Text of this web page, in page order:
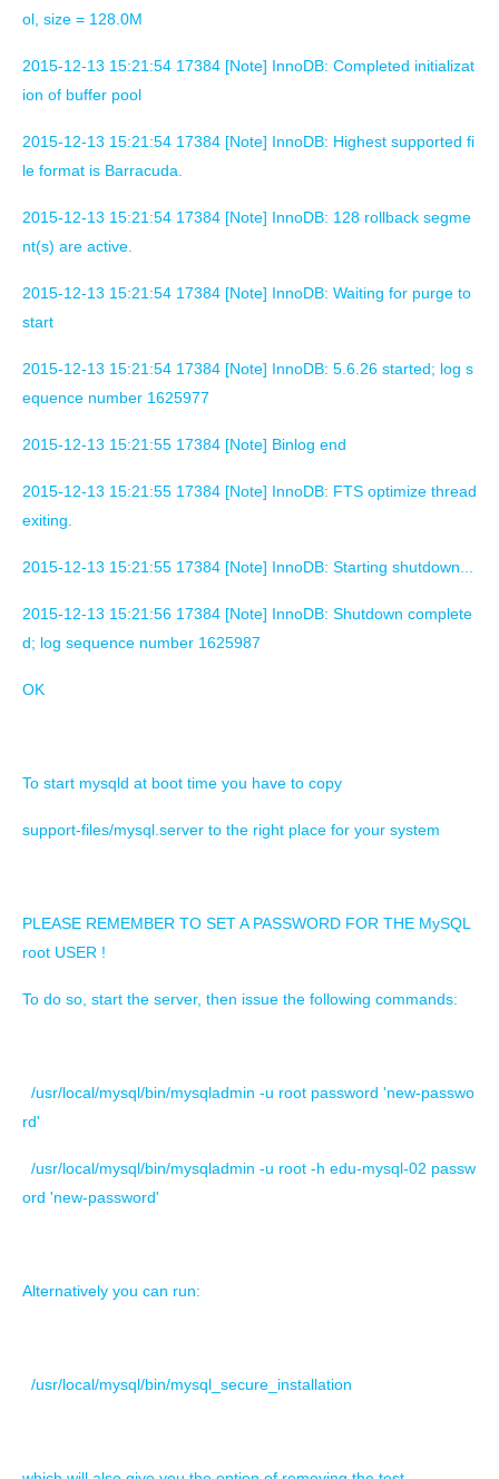
ol, size = 128.0M
2015-12-13 15:21:54 17384 [Note] InnoDB: Completed initializat
ion of buffer pool
2015-12-13 15:21:54 17384 [Note] InnoDB: Highest supported fi
le format is Barracuda.
2015-12-13 15:21:54 17384 [Note] InnoDB: 128 rollback segme
nt(s) are active.
2015-12-13 15:21:54 17384 [Note] InnoDB: Waiting for purge to
start
2015-12-13 15:21:54 17384 [Note] InnoDB: 5.6.26 started; log s
equence number 1625977
2015-12-13 15:21:55 17384 [Note] Binlog end
2015-12-13 15:21:55 17384 [Note] InnoDB: FTS optimize thread
exiting.
2015-12-13 15:21:55 17384 [Note] InnoDB: Starting shutdown...
2015-12-13 15:21:56 17384 [Note] InnoDB: Shutdown complete
d; log sequence number 1625987
OK
To start mysqld at boot time you have to copy
support-files/mysql.server to the right place for your system
PLEASE REMEMBER TO SET A PASSWORD FOR THE MySQL
root USER !
To do so, start the server, then issue the following commands:
/usr/local/mysql/bin/mysqladmin -u root password 'new-passwo
rd'
/usr/local/mysql/bin/mysqladmin -u root -h edu-mysql-02 passw
ord 'new-password'
Alternatively you can run:
/usr/local/mysql/bin/mysql_secure_installation